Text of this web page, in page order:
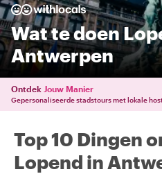
Wat te doen
Antwerpen
Ontdek Jouw Manier
Gepersonaliseerde stadstours met lokale
Top 10 Dingen
Lopend in